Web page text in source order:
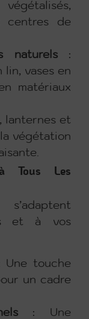
centres de
naturels:
lin, vases en
matériaux
lanternes et
végétation
Tous Les
et à vos
Une touche
un cadre
: Une